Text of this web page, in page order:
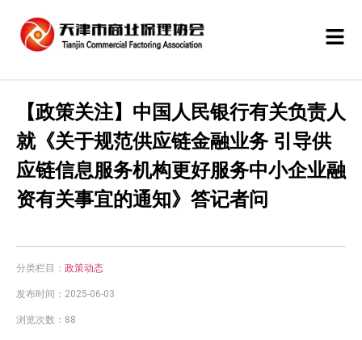
【政策关注】中国人民银行有关负责人
就《关于规范供应链金融业务 引导供
应链信息服务机构更好服务中小企业融
资有关事宜的通知》答记者问
分类栏目： 政策动态
发布时间：2025-06-03
浏览次数：88